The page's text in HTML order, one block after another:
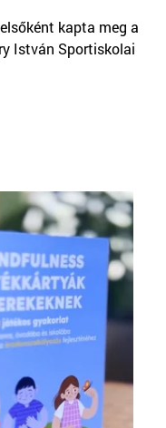
kapta meg a
István Sportiskolai